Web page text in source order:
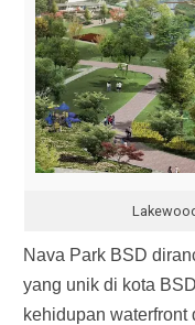
Nava Park BSD
yang unik di kota
kehidupan waterfront